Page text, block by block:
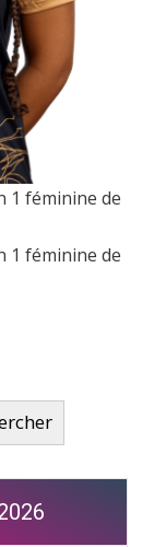
1 féminine de
1 féminine de